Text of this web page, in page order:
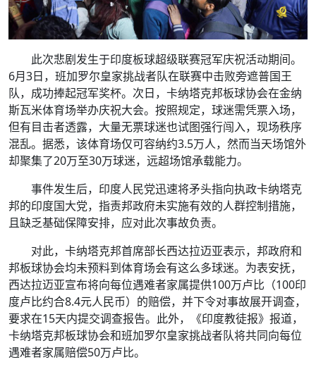
此次悲剧发生于印度板球超级联赛冠军庆祝活动期间。
6月3日，班加罗尔皇家挑战者队在联赛中击败旁遮普国王
队，成功捧起冠军奖杯。次日，卡纳塔克邦板球协会在金纳
斯瓦米体育场举办庆祝大会。按照规定，球迷需凭票入场，
但有目击者透露，大量无票球迷也试图强行闯入，现场秩序
混乱。据悉，该体育场仅可容纳约3.5万人，然而当天场馆外
却聚集了20万至30万球迷，远超场馆承载能力。
事件发生后，印度人民党迅速将矛头指向执政卡纳塔克
邦的印度国大党，指责邦政府未实施有效的人群控制措施，
且缺乏基础保障安排，应对此次事故负责。
对此，卡纳塔克邦首席部长西达拉迈亚表示，邦政府和
邦板球协会均未预料到体育场会有这么多球迷。为表安抚，
西达拉迈亚宣布将向每位遇难者家属提供100万卢比（100印
度卢比约合8.4元人民币）的赔偿，并下令对事故展开调查，
要求在15天内提交调查报告。此外，《印度教徒报》报道，
卡纳塔克邦板球协会和班加罗尔皇家挑战者队将共同向每位
遇难者家属赔偿50万卢比。